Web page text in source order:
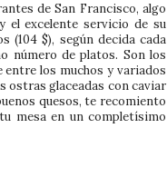
de San Francisco, algo
el excelente servicio de su
(104 $), según decida cada
número de platos. Son los
entre los muchos y variados
ostras glaceadas con caviar
quesos, te recomiento
mesa en un completísimo